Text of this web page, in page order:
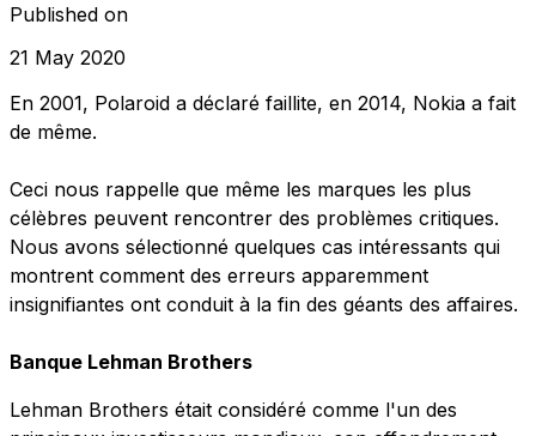
Published on
21 May 2020
En 2001, Polaroid a déclaré faillite, en 2014, Nokia a fait
de même.
Ceci nous rappelle que même les marques les plus
célèbres peuvent rencontrer des problèmes critiques.
Nous avons sélectionné quelques cas intéressants qui
montrent comment des erreurs apparemment
insignifiantes ont conduit à la fin des géants des affaires.
Banque Lehman Brothers
Lehman Brothers était considéré comme l'un des